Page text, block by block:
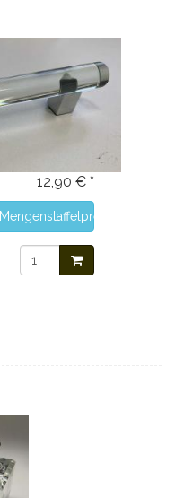
12,90 € *
Mengenstaffelpreise